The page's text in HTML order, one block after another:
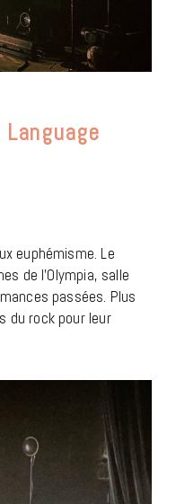
euphémisme. Le
de l’Olympia, salle
passées. Plus
du rock pour leur
Cité des Sciences
14 DÉCEMBRE 2022